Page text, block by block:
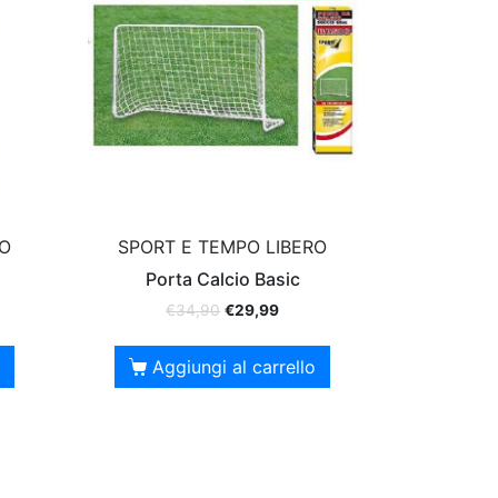
SPORT E TEMPO LIBERO
Porta Calcio Basic
€34,90 €29,99
Aggiungi al carrello